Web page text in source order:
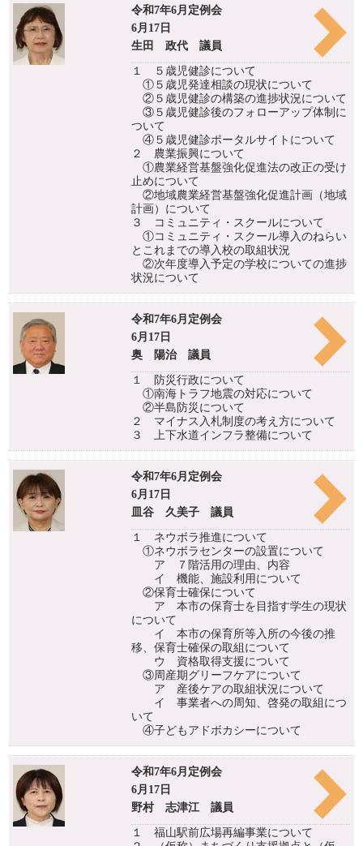
令和7年6月定例会
6月17日
生田 政代 議員
１ ５歳児健診について
①５歳児発達相談の現状について
②５歳児健診の構築の進捗状況について
③５歳児健診後のフォローアップ体制に
ついて
④５歳児健診ポータルサイトについて
２ 農業振興について
①農業経営基盤強化促進法の改正の受け
止めについて
②地域農業経営基盤強化促進計画（地域
計画）について
３ コミュニティ・スクールについて
①コミュニティ・スクール導入のねらい
とこれまでの導入校の取組状況
②次年度導入予定の学校についての進捗
状況について
令和7年6月定例会
6月17日
奥 陽治 議員
１ 防災行政について
①南海トラフ地震の対応について
②半島防災について
２ マイナス入札制度の考え方について
３ 上下水道インフラ整備について
令和7年6月定例会
6月17日
皿谷 久美子 議員
１ ネウボラ推進について
①ネウボラセンターの設置について
ア ７階活用の理由、内容
イ 機能、施設利用について
②保育士確保について
ア 本市の保育士を目指す学生の現状
について
イ 本市の保育所等入所の今後の推
移、保育士確保の取組について
ウ 資格取得支援について
③周産期グリーフケアについて
ア 産後ケアの取組状況について
イ 事業者への周知、啓発の取組につ
いて
④子どもアドボカシーについて
令和7年6月定例会
6月17日
野村 志津江 議員
１ 福山駅前広場再編事業について